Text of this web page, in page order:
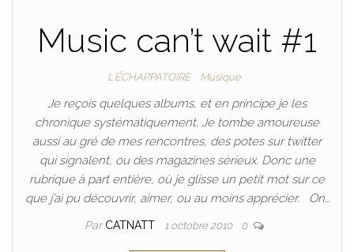
Music can’t wait #1
L'ÉCHAPPATOIRE Musique
Je reçois quelques albums, et en principe je les
chronique systématiquement. Je tombe amoureuse
aussi au gré de mes rencontres, des potes sur twitter
qui signalent, ou des magazines sérieux. Donc une
rubrique à part entière, où je glisse un petit mot sur ce
que j’ai pu découvrir, aimer, ou au moins apprécier. On…
Par CATNATT 1 octobre 2010 0